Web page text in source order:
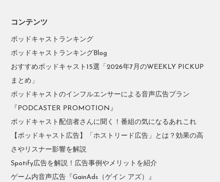
コンテンツ
ポッドキャストランキング
ポッドキャストランキングBlog
おすすめポッドキャスト15選「2026年7月のWEEKLY PICKUP
まとめ」
ポッドキャストのインフルエンサーによる音声広告プラン
『PODCASTER PROMOTION』
ポッドキャスト配信者さんに聞く！番組の気になるあれこれ
【ポッドキャスト広告】「ホストリード広告」とは？効果の高
さやリスナー影響を解説
Spotify広告を解説！広告事例やメリットを紹介
ゲーム内音声広告『GainAds（ゲイン アズ）』